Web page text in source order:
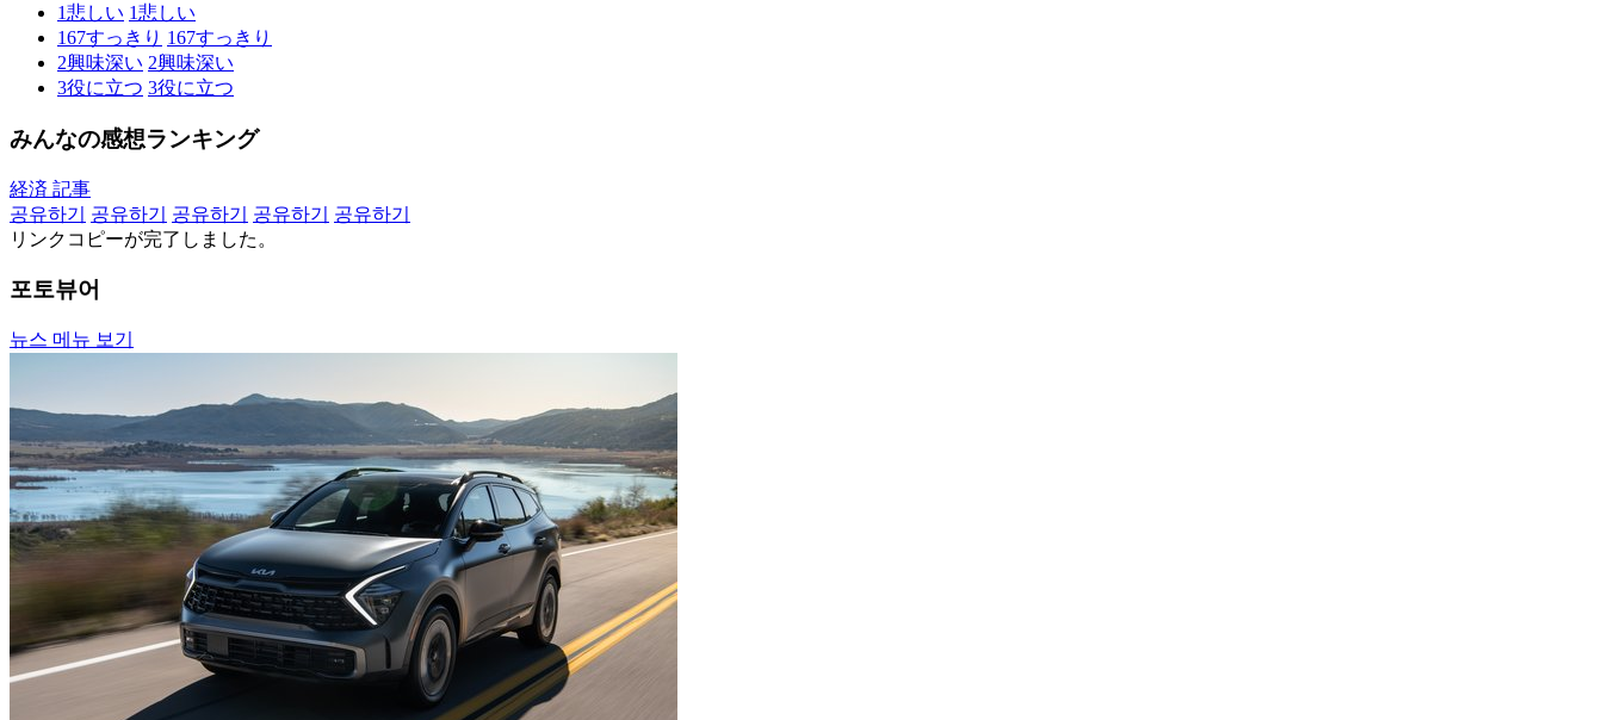
1悲しい 1悲しい
167すっきり 167すっきり
2興味深い 2興味深い
3役に立つ 3役に立つ
みんなの感想ランキング
経済 記事
공유하기
공유하기 공유하기 공유하기
공유하기
リンクコピーが完了しました。
포토뷰어
뉴스 메뉴 보기